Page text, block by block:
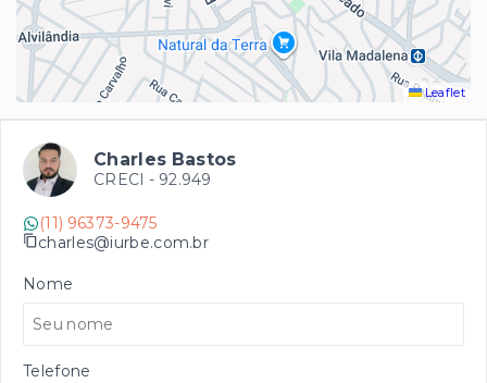
Leaflet
Charles Bastos
CRECI - 92.949
(11) 96373-9475
charles@iurbe.com.br
Nome
Telefone